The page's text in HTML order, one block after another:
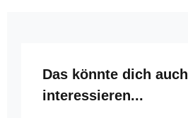
Produktgalerie überspringen
Das könnte dich auch
interessieren...